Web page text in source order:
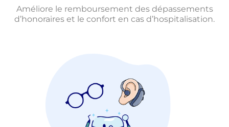
Améliore le remboursement des dépassements
d’honoraires et le confort en cas d’hospitalisation.